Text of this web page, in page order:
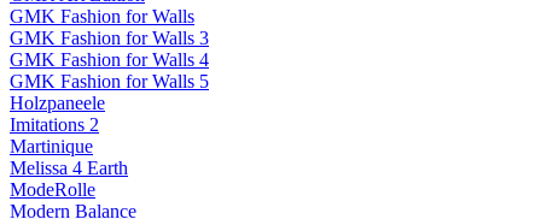
GMK Fashion for Walls
GMK Fashion for Walls 3
GMK Fashion for Walls 4
GMK Fashion for Walls 5
Holzpaneele
Imitations 2
Martinique
Melissa 4 Earth
ModeRolle
Modern Balance